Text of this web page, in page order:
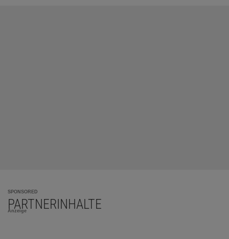
SPONSORED
PARTNERINHALTE
Anzeige